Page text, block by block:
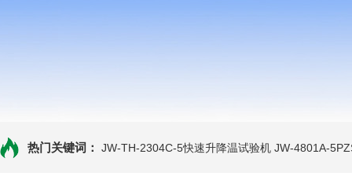
热门关键词： JW-TH-2304C-5快速升降温试验机 JW-4801A-